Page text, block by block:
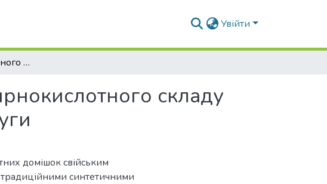
Увійти
Екстракт вівса посівного як модулятор жирнокислотного складу тканин гусей в умовах фізіологічної напруги
складу
домішок свійським
синтетичними